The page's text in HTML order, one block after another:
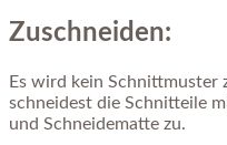
Zuschneiden:
Es wird kein Schnittmuster
schneidest die Schnitteile
und Schneidematte zu.